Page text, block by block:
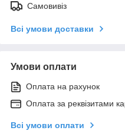
Самовивіз
Всі умови доставки
Умови оплати
Оплата на рахунок
Оплата за реквізитами
Всі умови оплати